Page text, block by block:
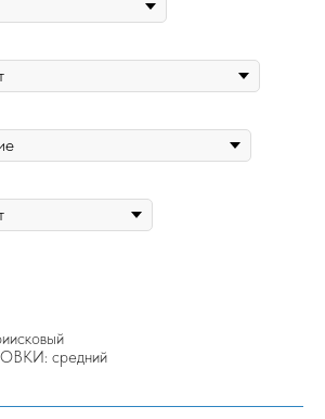
средний